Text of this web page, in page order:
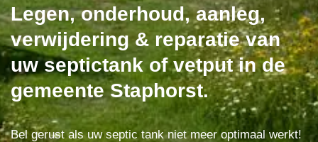
Legen, onderhoud, aanleg,
verwijdering & reparatie van
uw septictank of vetput in de
gemeente Staphorst.
Bel gerust als uw septic tank niet meer optimaal werkt!